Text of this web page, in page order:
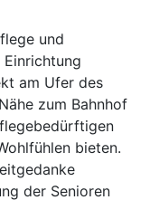
und
Einrichtung
am Ufer des
zum Bahnhof
bieten.
der Senioren